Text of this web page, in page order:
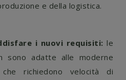
e della logistica.
i nuovi requisiti: le
sono adatte alle moderne
che richiedono velocità di